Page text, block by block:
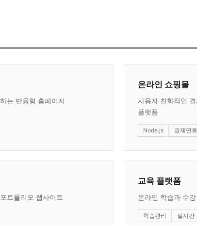
는 반응형 홈페이지
온라인 쇼핑몰
사용자 친화적인
플랫폼
Node.js 결제연동
트폴리오 웹사이트
교육 플랫폼
온라인 학습과 수
학습관리 실시간